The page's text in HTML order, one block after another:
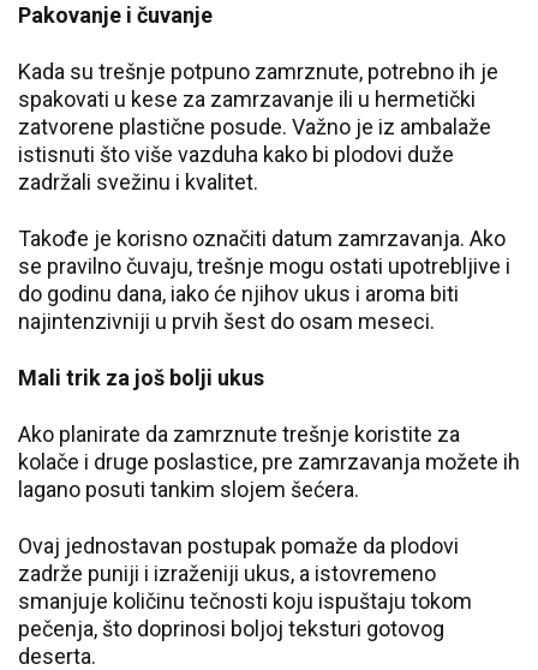
Pakovanje i čuvanje
Kada su trešnje potpuno zamrznute, potrebno ih je
spakovati u kese za zamrzavanje ili u hermetički
zatvorene plastične posude. Važno je iz ambalaže
istisnuti što više vazduha kako bi plodovi duže
zadržali svežinu i kvalitet.
Takođe je korisno označiti datum zamrzavanja. Ako
se pravilno čuvaju, trešnje mogu ostati upotrebljive i
do godinu dana, iako će njihov ukus i aroma biti
najintenzivniji u prvih šest do osam meseci.
Mali trik za još bolji ukus
Ako planirate da zamrznute trešnje koristite za
kolače i druge poslastice, pre zamrzavanja možete ih
lagano posuti tankim slojem šećera.
Ovaj jednostavan postupak pomaže da plodovi
zadrže puniji i izraženiji ukus, a istovremeno
smanjuje količinu tečnosti koju ispuštaju tokom
pečenja, što doprinosi boljoj teksturi gotovog
deserta.